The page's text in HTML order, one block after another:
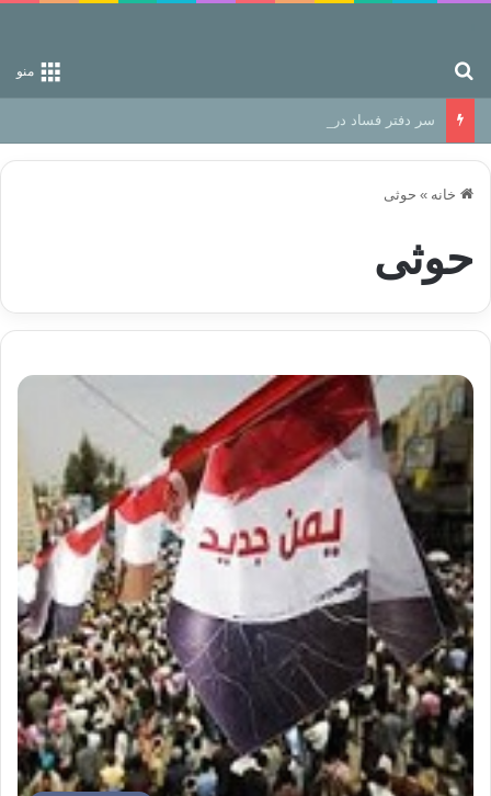
منو
سر دفتر فساد در زمین‌، دوری وکناره‌گیری از راه خداست‌!
خانه » حوثی
حوثی